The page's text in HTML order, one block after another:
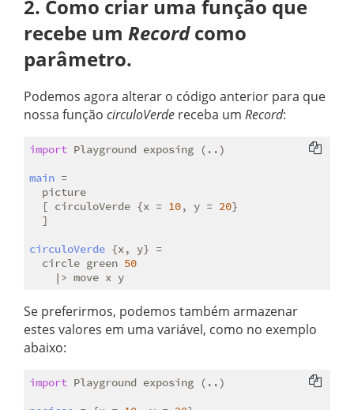
2. Como criar uma função que
recebe um Recordcomo
parâmetro.
Podemos agora alterar o código anterior para que
nossa função circuloVerde receba um Record:
import Playground exposing (..)
main =
  picture
  [ circuloVerde {x =
10, y = 20}
  ]
circuloVerde {x, y} =
  circle green
50
Se preferirmos, podemos também armazenar
estes valores em uma variável, como no exemplo
abaixo:
import Playground exposing (..)